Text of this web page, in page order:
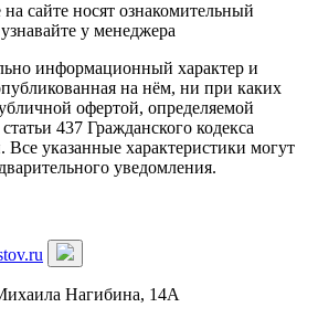
сайте носят ознакомительный
у менеджера
информационный характер и
на нём, ни при каких
офертой, определяемой
437 Гражданского кодекса
указанные характеристики могут
уведомления.
Нагибина, 14А